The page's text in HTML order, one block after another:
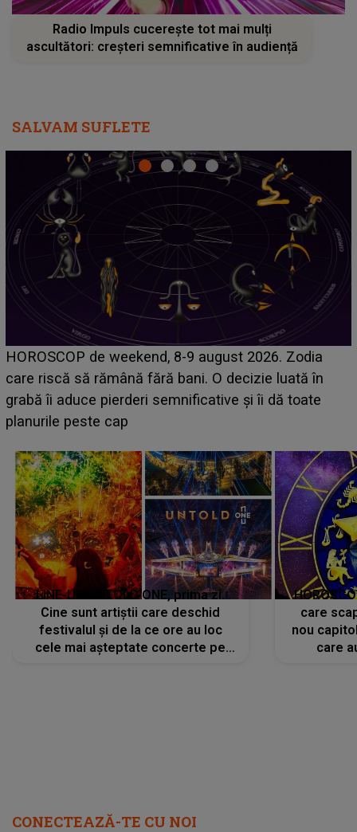
Radio Impuls cucerește tot mai mulți
ascultători: creșteri semnificative în audiență
SALVAM SUFLETE
LINE-UP UNTOLD ONE, ziua 2. La ce oră urcă pe
scena principală a festivalului Zara Larsson? Artista
suedeză a ajuns deja în România și s-a filmat din
camera de hotel
LINE-UP UNTOLD ONE, prima zi.
Cine sunt artiștii care deschid
festivalul și de la ce ore au loc
cele mai așteptate concerte pe
care
nou
care
CONECTEAZĂ-TE CU NOI